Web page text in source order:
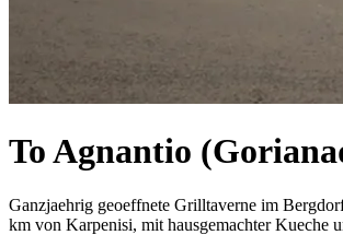
To Agnantio
Ganzjaehrig geoeffnete Grilltaverne im
km von Karpenisi, mit hausgemachter Kueche